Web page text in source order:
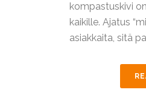
kompastuskivi
kaikille. Ajatus
asiakkaita, sitä